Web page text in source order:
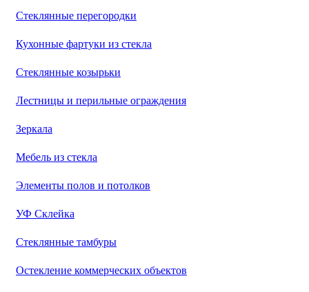
Стеклянные перегородки
Кухонные фартуки из стекла
Стеклянные козырьки
Лестницы и перильные ограждения
Зеркала
Мебель из стекла
Элементы полов и потолков
УФ Склейка
Стеклянные тамбуры
Остекление коммерческих объектов